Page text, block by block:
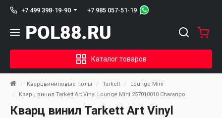
+7 499 398-19-90 +7 985 057-51-19
Каталог товаров
Кварцвиниловые полы Tarkett
Lounge Mini
Кварц винил Tarkett Art Vinyl Lounge Mini 257010010 Charango
Кварц винил Tarkett Art Vinyl